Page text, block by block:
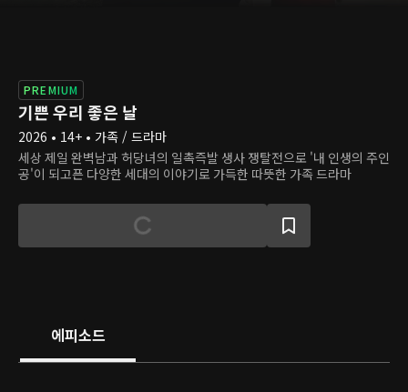
PREMIUM
기쁜 우리 좋은 날
2026 • 14+ • 가족 / 드라마
세상 제일 완벽남과 허당녀의 일촉즉발 생사 쟁탈전으로 '내 인생의 주인
공'이 되고픈 다양한 세대의 이야기로 가득한 따뜻한 가족 드라마
에피소드